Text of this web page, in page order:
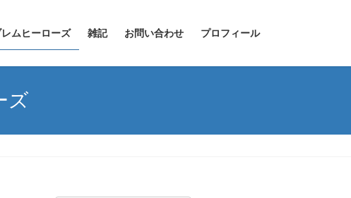
ムヒーローズ 雑記 お問い合わせ プロフィール
ズ